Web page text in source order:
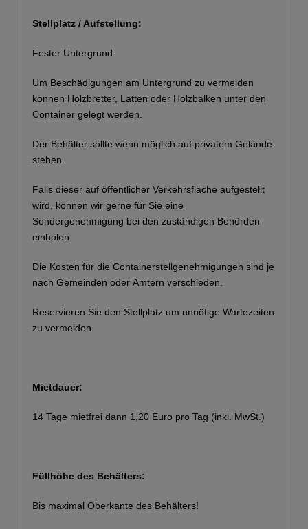
Stellplatz / Aufstellung:
Fester Untergrund.
Um Beschädigungen am Untergrund zu vermeiden
können Holzbretter, Latten oder Holzbalken unter den
Container gelegt werden.
Der Behälter sollte wenn möglich auf privatem Gelände
stehen.
Falls dieser auf öffentlicher Verkehrsfläche aufgestellt
wird, können wir gerne für Sie eine
Sondergenehmigung bei den zuständigen Behörden
einholen.
Die Kosten für die Containerstellgenehmigungen sind je
nach Gemeinden oder Ämtern verschieden.
Reservieren Sie den Stellplatz um unnötige Wartezeiten
zu vermeiden.
Mietdauer:
14 Tage mietfrei dann 1,20 Euro pro Tag (inkl. MwSt.)
Füllhöhe des Behälters:
Bis maximal Oberkante des Behälters!